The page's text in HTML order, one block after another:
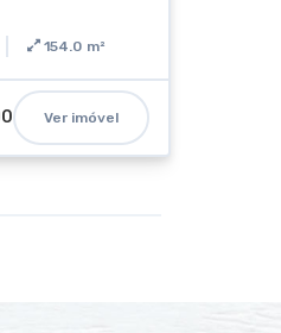
154.0 m²
Ver imóvel